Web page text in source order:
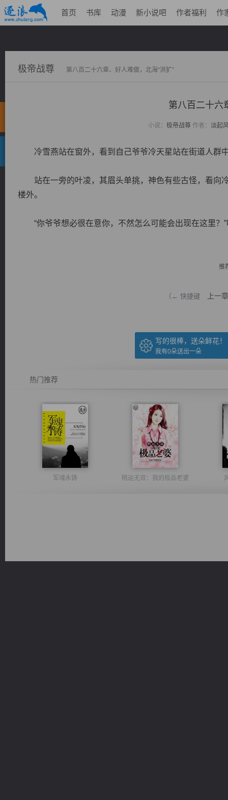
首页 书库 动漫 新小说吧 作者福利 作
极帝战尊 第八百二十六章、好人难做，北海“洪犷”
第八百二十六
小说： 极帝战尊作者： 淡起
冷雪燕站在窗外，看到自己爷爷冷天星站在街道人群
站在一旁的叶凌，其眉头单挑，神色有些古怪，看向
楼外。
“你爷爷想必很在意你，不然怎么可能会出现在这里？”
推
（← 快捷键 上一章
写的很棒，送朵鲜花！
我有0朵送出一朵
热门推荐
军魂永铸 桃运无双：我的极品老婆